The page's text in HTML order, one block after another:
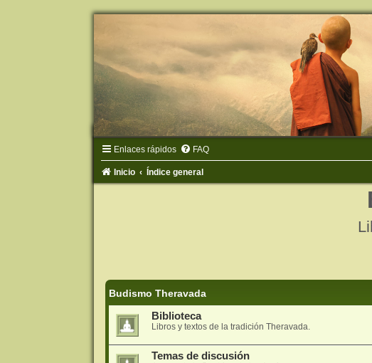
Enlaces rápidos FAQ
Inicio Índice general
Budismo Theravada
Biblioteca
Libros y textos de la tradición Theravada.
Temas de discusión